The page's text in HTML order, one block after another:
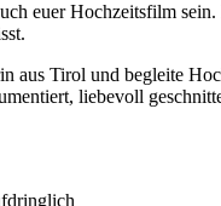
euer Hochzeitsfilm
aus Tirol und begleite
liebevoll